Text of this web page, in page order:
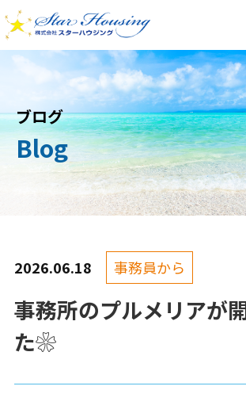
ブログ
Blog
事務所のプルメリアが
た❀
2026.06.18 事務員から